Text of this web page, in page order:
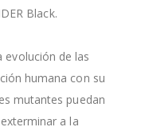
Black.
evolución de las
humana con su
mutantes puedan
a la